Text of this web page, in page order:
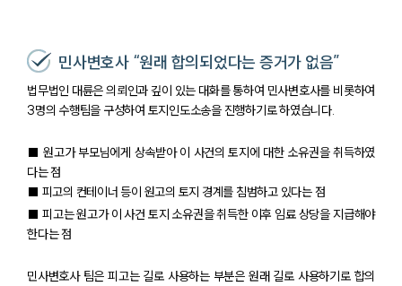
민사변호사 “원래 합의되었다는 증거가 없음”
법무법인 대륜은 의뢰인과 깊이 있는 대화를 통하여 민사변호사를 비롯하여
3명의 수행팀을 구성하여 토지인도소송을 진행하기로 하였습니다.
■ 원고가 부모님에게 상속받아 이 사건의 토지에 대한 소유권을 취득하였
다는 점
■ 피고의 컨테이너 등이 원고의 토지 경계를 침범하고 있다는 점
■ 피고는 원고가 이 사건 토지 소유권을 취득한 이후 임료 상당을 지급해야
한다는 점
민사변호사 팀은 피고는 길로 사용하는 부분은 원래 길로 사용하기로 합의